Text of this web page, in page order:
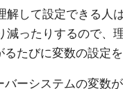
して設定できる人
ったりするので、
たびに変数の設定を
ーシステムの変数